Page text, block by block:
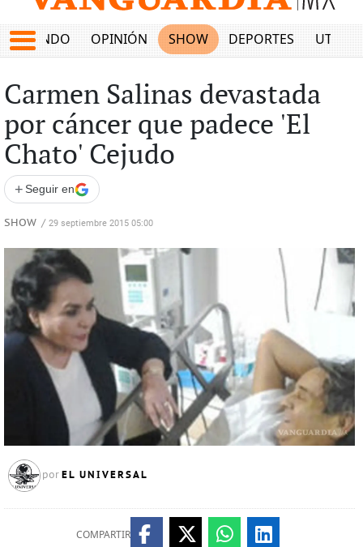
MUNDO OPINIÓN SHOW DEPORTES
Carmen Salinas devastada
por cáncer que padece 'El
Chato' Cejudo
+ Seguir en
SHOW / 29 septiembre 2015 05:00
por EL UNIVERSAL
COMPARTIR